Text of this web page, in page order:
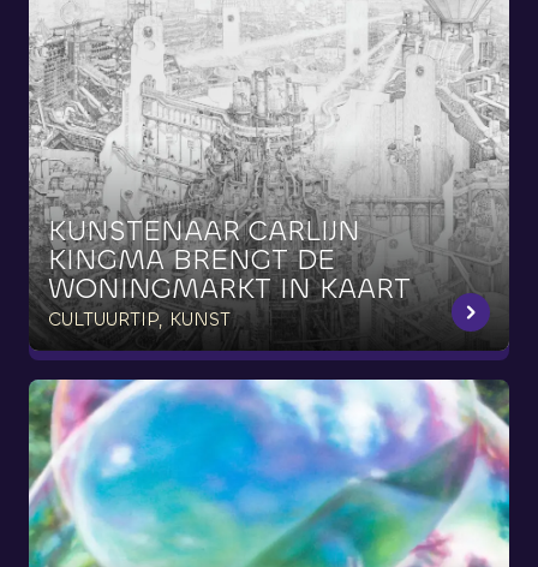
KUNSTENAAR CARLIJN
KINGMA BRENGT DE
WONINGMARKT IN KAART
CULTUURTIP, KUNST